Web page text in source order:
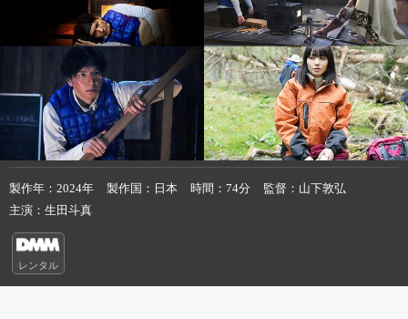
製作年 2024年 製作国 日本 時間 74分 監督
山下敦弘
主演
生田斗真
レンタル